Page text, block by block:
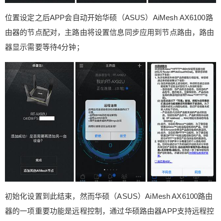
位置设定之后APP会自动开始华硕（ASUS）AiMesh AX6100路
由器的节点配对，主路由将设置信息同步应用到节点路由，路由
器显示需要等待4分钟；
初始化设置到此结束，然而华硕（ASUS）AiMesh AX6100路由
器的一项重要功能是远程控制，通过华硕路由器APP支持远程控